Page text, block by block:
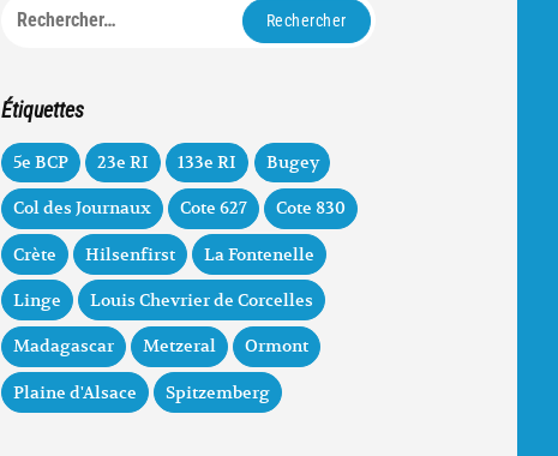
Rechercher :
Étiquettes
5e BCP 23e RI 133e RI Bugey
Col des Journaux Cote 627 Cote 830
Crète Hilsenfirst La Fontenelle
Linge Louis Chevrier de Corcelles
Madagascar Metzeral Ormont
Plaine d'Alsace Spitzemberg